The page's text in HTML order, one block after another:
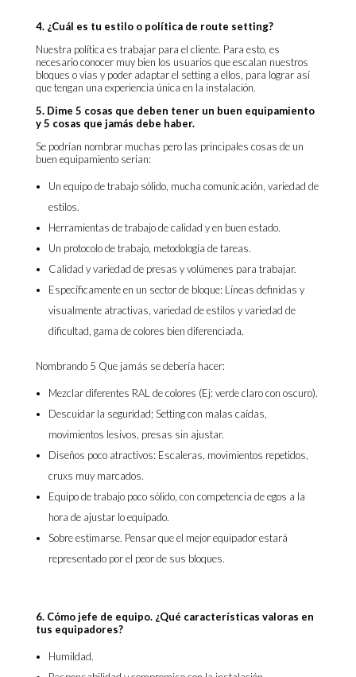
4. ¿Cuál es tu estilo o política de route setting?
Nuestra política es trabajar para el cliente. Para esto, es
necesario conocer muy bien los usuarios que escalan nuestros
bloques o vías y poder adaptar el setting a ellos, para lograr así
que tengan una experiencia única en la instalación.
5. Dime 5 cosas que deben tener un buen equipamiento
y 5 cosas que jamás debe haber.
Se podrían nombrar muchas pero las principales cosas de un
buen equipamiento serian:
Un equipo de trabajo sólido, mucha comunicación, variedad de
estilos.
Herramientas de trabajo de calidad y en buen estado.
Un protocolo de trabajo, metodología de tareas.
Calidad y variedad de presas y volúmenes para trabajar.
Específicamente en un sector de bloque: Líneas definidas y
visualmente atractivas, variedad de estilos y variedad de
dificultad, gama de colores bien diferenciada.
Nombrando 5 Que jamás se debería hacer:
Mezclar diferentes RAL de colores (Ej: verde claro con oscuro).
Descuidar la seguridad; Setting con malas caídas,
movimientos lesivos, presas sin ajustar.
Diseños poco atractivos: Escaleras, movimientos repetidos,
cruxs muy marcados.
Equipo de trabajo poco sólido, con competencia de egos a la
hora de ajustar lo equipado.
Sobre estimarse. Pensar que el mejor equipador estará
representado por el peor de sus bloques.
6. Cómo jefe de equipo. ¿Qué características valoras en
tus equipadores?
Humildad.